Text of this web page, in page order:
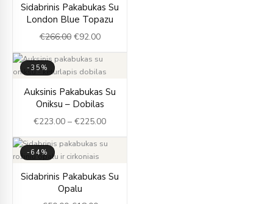
Sidabrinis Pakabukas Su
London Blue Topazu
€266.00
price
was:
€266.00.
€92.00
price
is:
€92.00.
-35%
Auksinis Pakabukas Su
Oniksu – Dobilas
€223.00 – €225.00
range:
through
-64%
Sidabrinis Pakabukas Su
Opalu
price
was:
price